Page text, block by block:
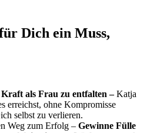
Dich ein Muss,
als Frau zu entfalten –Katja
erreichst, ohne Kompromisse
selbst zu verlieren.
Weg zum Erfolg – Gewinne Fülle